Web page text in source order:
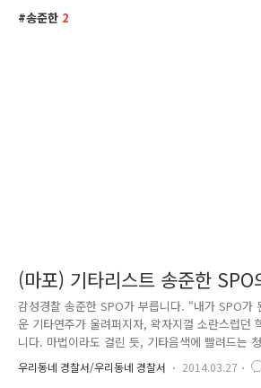
송준한 2
(마포) 기타리스트 송준한 SPO
:)
감성경찰 송준한 SPO가 부릅니다. “내가 SPO가
운 기타연주가 울려퍼지자, 왁자지껄 소란스럽던
니다. 마법이라도 걸린 듯, 기타음색에 빨려드는
연이냐구요? 기타선율의 정체는 바로! 청소년들에
감성 SPO, 송준한 경위의 학교폭력 예방교육 오
우리동네 경찰서/우리동네 경찰서 2014.03.27